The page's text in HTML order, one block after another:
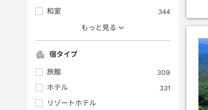
和室
344
もっと見る
宿タイプ
旅館
309
ホテル
331
リゾートホテル